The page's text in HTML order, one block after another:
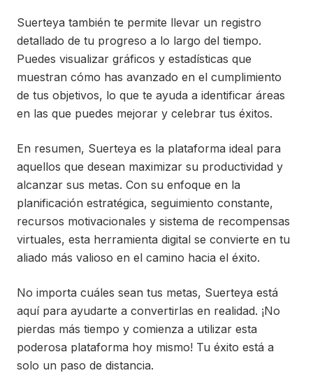
Suerteya también te permite llevar un registro
detallado de tu progreso a lo largo del tiempo.
Puedes visualizar gráficos y estadísticas que
muestran cómo has avanzado en el cumplimiento
de tus objetivos, lo que te ayuda a identificar áreas
en las que puedes mejorar y celebrar tus éxitos.
En resumen, Suerteya es la plataforma ideal para
aquellos que desean maximizar su productividad y
alcanzar sus metas. Con su enfoque en la
planificación estratégica, seguimiento constante,
recursos motivacionales y sistema de recompensas
virtuales, esta herramienta digital se convierte en tu
aliado más valioso en el camino hacia el éxito.
No importa cuáles sean tus metas, Suerteya está
aquí para ayudarte a convertirlas en realidad. ¡No
pierdas más tiempo y comienza a utilizar esta
poderosa plataforma hoy mismo! Tu éxito está a
solo un paso de distancia.